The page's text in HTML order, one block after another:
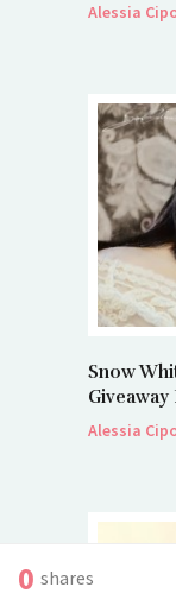
Alessia
Snow
Alessia
0 shares